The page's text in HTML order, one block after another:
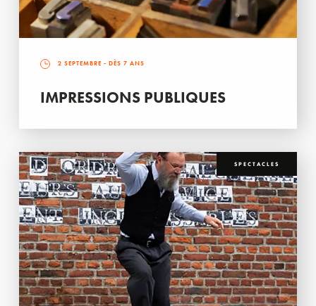
2 SEPTEMBRE - DÈS 7 ANS
IMPRESSIONS PUBLIQUES
SPECTACLES